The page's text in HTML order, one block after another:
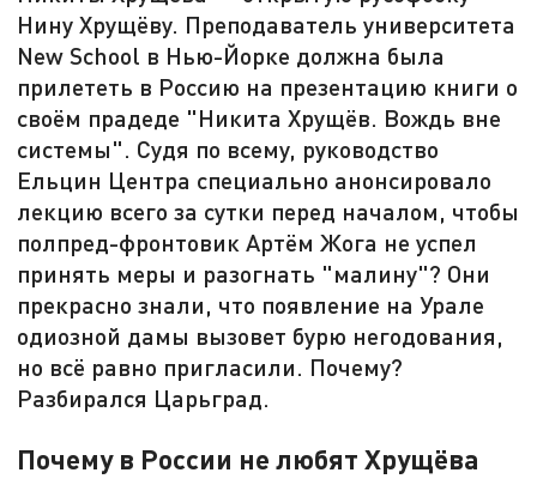
Нину Хрущёву. Преподаватель университета
New School в Нью-Йорке должна была
прилететь в Россию на презентацию книги о
своём прадеде "Никита Хрущёв. Вождь вне
системы". Судя по всему, руководство
Ельцин Центра специально анонсировало
лекцию всего за сутки перед началом, чтобы
полпред-фронтовик Артём Жога не успел
принять меры и разогнать "малину"? Они
прекрасно знали, что появление на Урале
одиозной дамы вызовет бурю негодования,
но всё равно пригласили. Почему?
Разбирался Царьград.
Почему в России не любят Хрущёва